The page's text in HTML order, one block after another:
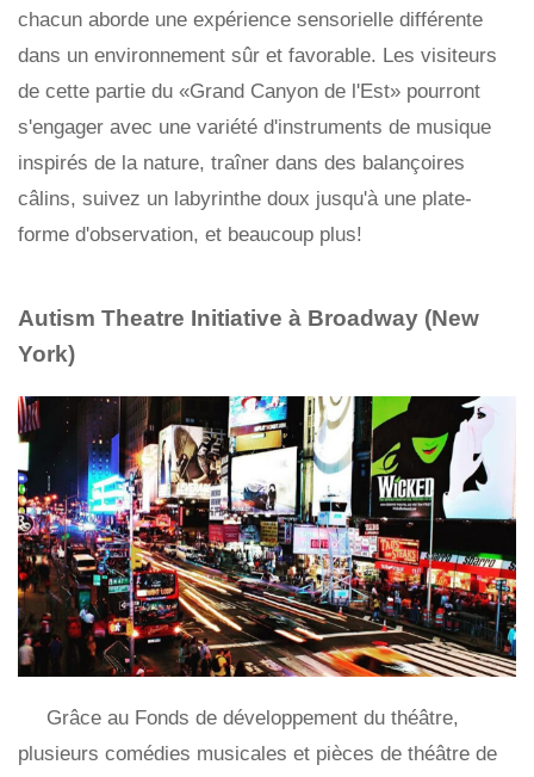
chacun aborde une expérience sensorielle différente
dans un environnement sûr et favorable. Les visiteurs
de cette partie du «Grand Canyon de l'Est» pourront
s'engager avec une variété d'instruments de musique
inspirés de la nature, traîner dans des balançoires
câlins, suivez un labyrinthe doux jusqu'à une plate-
forme d'observation, et beaucoup plus!
Autism Theatre Initiative à Broadway (New
York)
Grâce au Fonds de développement du théâtre,
plusieurs comédies musicales et pièces de théâtre de